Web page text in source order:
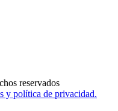
reservados
y política de privacidad.